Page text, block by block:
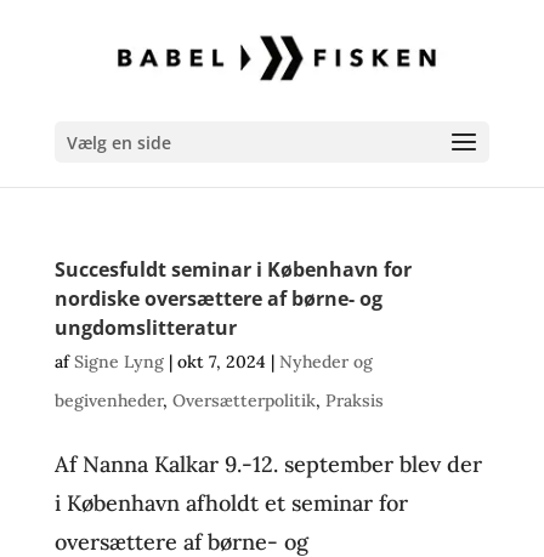
Vælg en side
Succesfuldt seminar i København for
nordiske oversættere af børne- og
ungdomslitteratur
afSigne Lyng| okt 7, 2024 | Nyheder og
begivenheder, Oversætterpolitik, Praksis
Af Nanna Kalkar 9.-12. september blev der
i København afholdt et seminar for
oversættere af børne- og